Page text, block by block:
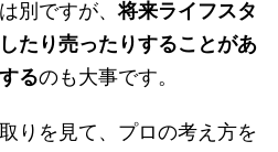
別ですが、将来ライフスタ
たり売ったりすることがあ
るのも大事です。
りを見て、プロの考え方を